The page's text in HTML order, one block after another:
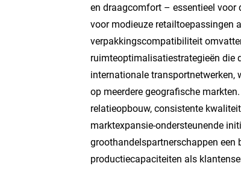
en draagcomfort – essentieel voor
voor modieuze retailtoepassingen
verpakkingscompatibiliteit
ruimteoptimalisatiestrategieën die
internationale
op meerdere geografische
relatieopbouw, consistente
marktexpansie-ondersteunende
groothandelspartnerschappen een
productiecapaciteiten als